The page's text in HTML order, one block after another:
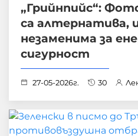
„Грийнпийс“:
са алтернатива,
незаменима за
сигурност
27-05-2026г. 30